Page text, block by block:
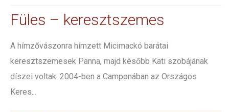
Füles – keresztszemes
A hímzővászonra hímzett Micimackó barátai
keresztszemesek Panna, majd később Kati szobájának
díszei voltak. 2004-ben a Camponában az Országos
Keres...